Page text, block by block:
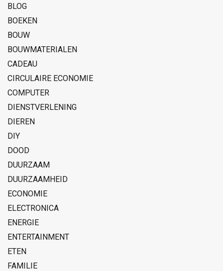
BLOG
BOEKEN
BOUW
BOUWMATERIALEN
CADEAU
CIRCULAIRE ECONOMIE
COMPUTER
DIENSTVERLENING
DIEREN
DIY
DOOD
DUURZAAM
DUURZAAMHEID
ECONOMIE
ELECTRONICA
ENERGIE
ENTERTAINMENT
ETEN
FAMILIE